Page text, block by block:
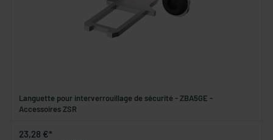
Languette pour interverrouillage de sécurité - ZBA5GE -
Accessoires ZSR
23,28 €*